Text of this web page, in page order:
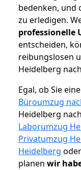
bedenken, und
zu erledigen.
professionelle
entscheiden,
reibungslosen
Heidelberg
Egal, ob Sie
Büroumzug
Heidelberg
Laborumzug
Privatumzug
Heidelberg oder
planen wir